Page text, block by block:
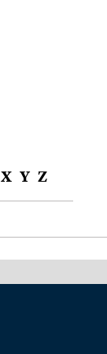
X Y Z